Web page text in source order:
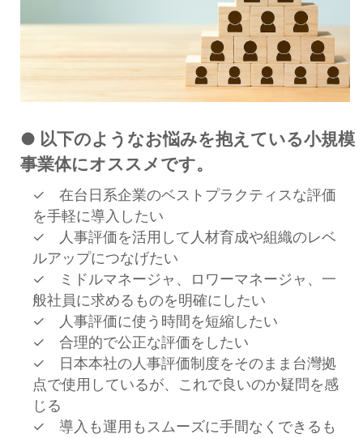
● 以下のようなお悩みを抱えている小規模
事業体にオススメです。
✓ 在台日系企業のベストプラクティスな評価
を手軽に導入したい
✓ 人事評価を活用して人材育成や組織のレベ
ルアップにつなげたい
✓ ミドルマネージャ、ロワーマネージャ、一
般社員に求めるものを明確にしたい
✓ 人事評価に使う時間を短縮したい
✓ 合理的で公正な評価をしたい
✓ 日本本社の人事評価制度をそのまま台灣拠
点で使用しているが、これで良いのか疑問を感
じる
✓ 導入も運用もスムーズに手間なくできるも